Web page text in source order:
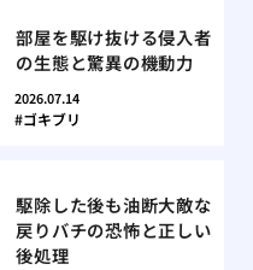
部屋を駆け抜ける侵入者
の生態と驚異の機動力
2026.07.14
ゴキブリ
駆除した後も油断大敵な
戻りバチの恐怖と正しい
後処理